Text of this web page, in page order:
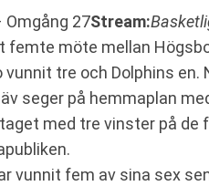
Omgång 27Stream:
möte mellan
tre och Dolphins
seger på hemmaplan
med tre vinster på
vunnit fem av sina sex